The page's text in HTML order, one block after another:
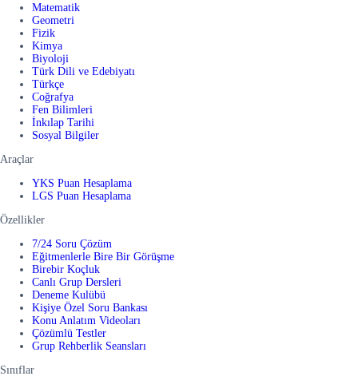
Matematik
Geometri
Fizik
Kimya
Biyoloji
Türk Dili ve Edebiyatı
Türkçe
Coğrafya
Fen Bilimleri
İnkılap Tarihi
Sosyal Bilgiler
Araçlar
YKS Puan Hesaplama
LGS Puan Hesaplama
Özellikler
7/24 Soru Çözüm
Eğitmenlerle Bire Bir Görüşme
Birebir Koçluk
Canlı Grup Dersleri
Deneme Kulübü
Kişiye Özel Soru Bankası
Konu Anlatım Videoları
Çözümlü Testler
Grup Rehberlik Seansları
Sınıflar